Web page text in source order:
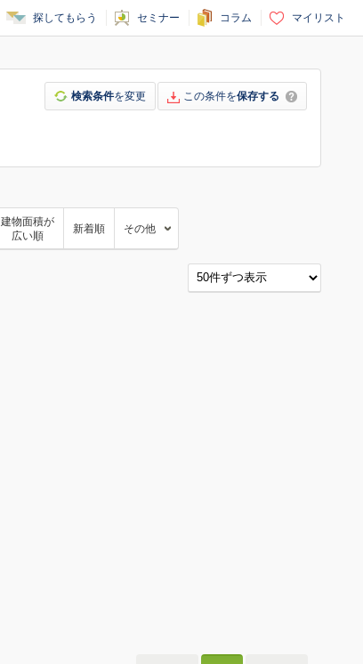
探してもらう セミナー コラム マイリスト
検索条件を変更 この条件を保存する
建物面積が
広い順
新着順 その他